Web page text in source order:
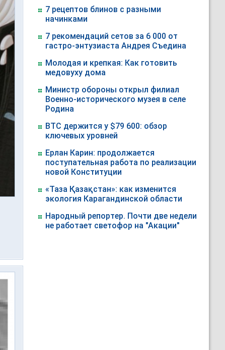
7 рецептов блинов с разными
начинками
7 рекомендаций сетов за 6 000 от
гастро-энтузиаста Андрея Съедина
Молодая и крепкая: Как готовить
медовуху дома
Министр обороны открыл филиал
Военно-исторического музея в селе
Родина
BTC держится у $79 600: обзор
ключевых уровней
Ерлан Карин: продолжается
поступательная работа по реализации
новой Конституции
«Таза Қазақстан»: как изменится
экология Карагандинской области
Народный репортер. Почти две недели
не работает светофор на "Акации"